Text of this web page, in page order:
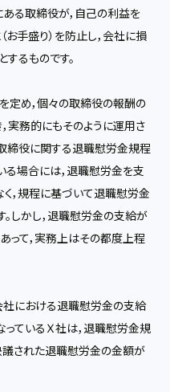
ある取締役が，自己の利益を
手盛り）を防止し，会社に損
るものです。
定め，個々の取締役の報酬の
実務的にもそのように運用さ
取締役に関する退職慰労金規程
る場合には，退職慰労金を支
，規程に基づいて退職慰労金
しかし，退職慰労金の支給が
って，実務上はその都度上程
における退職慰労金の支給
っているＸ社は，退職慰労金規
議された退職慰労金の金額が